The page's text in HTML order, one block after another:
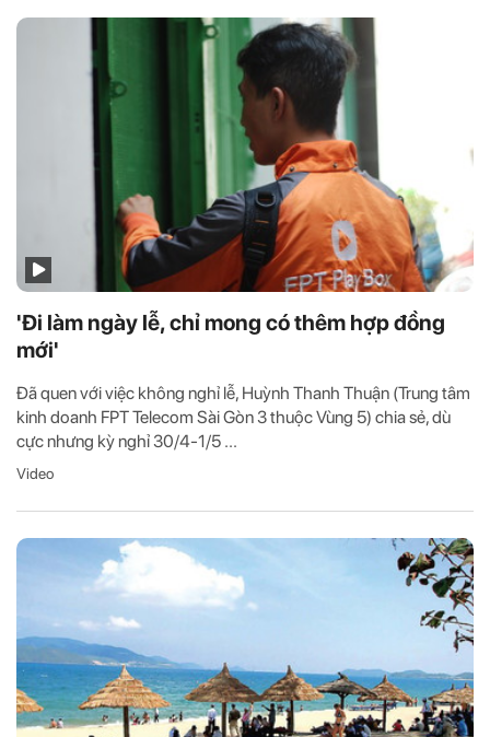
'Đi làm ngày lễ, chỉ mong có thêm hợp đồng
mới'
Đã quen với việc không nghỉ lễ, Huỳnh Thanh Thuận (Trung tâm
kinh doanh FPT Telecom Sài Gòn 3 thuộc Vùng 5) chia sẻ, dù
cực nhưng kỳ nghỉ 30/4-1/5 ...
Video